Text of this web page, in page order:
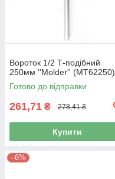
Вороток 1/2 Т-подібний
250мм ''Molder'' (MT62250)
Готово до відправки
261,71 ₴ 278,41 ₴
Купити
–6%